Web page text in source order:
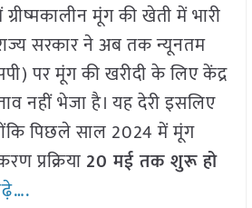
मूंग की खेती में भारी
सरकार ने अब तक न्यूनतम
पर मूंग की खरीदी के लिए केंद्र
नहीं भेजा है। यह देरी इसलिए
पिछले साल 2024 में मूंग
प्रक्रिया 20 मई तक शुरू हो